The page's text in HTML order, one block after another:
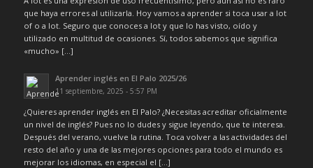
que haya errores al utilizarla. Hoy vamos a aprender si toca usar a lot
of o a lot. Seguro que conoces a lot y que lo has visto, oído y
utilizado en multitud de ocasiones. Sí, todos sabemos que significa
«mucho» […]
Aprender inglés en El Palo 2025/26
11 septiembre, 2025 - 5:57 PM
¿Quieres aprender inglés en El Palo? ¿Necesitas acreditar oficialmente
un nivel de inglés? Pues no lo dudes y sigue leyendo, que te interesa.
Después del verano, vuelve la rutina. Toca volver a las actividades del
resto del año y una de las mejores opciones para todo el mundo es
mejorar los idiomas, en especial el […]